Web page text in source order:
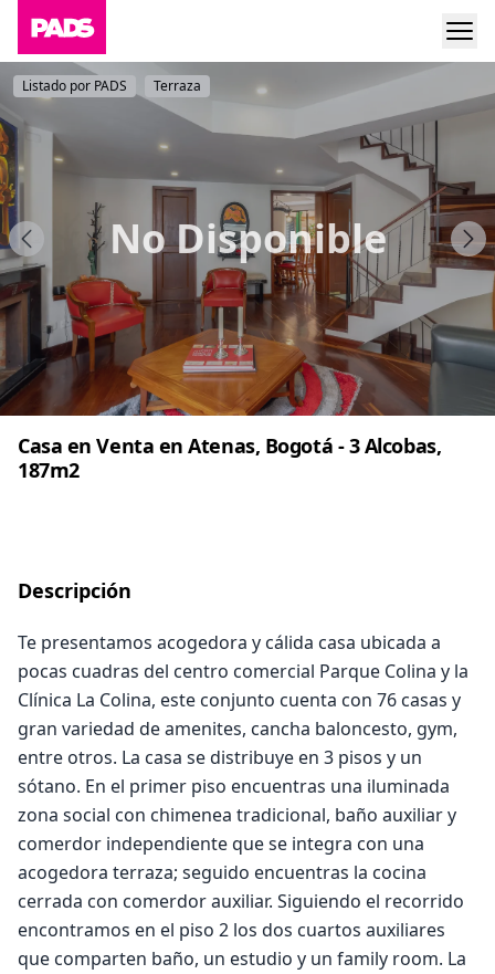
No Disponible
Listado por PADS Terraza
Casa en Venta en Atenas, Bogotá - 3 Alcobas,
187m2
Descripción
Te presentamos acogedora y cálida casa ubicada a
pocas cuadras del centro comercial Parque Colina y la
Clínica La Colina, este conjunto cuenta con 76 casas y
gran variedad de amenites, cancha baloncesto, gym,
entre otros. La casa se distribuye en 3 pisos y un
sótano. En el primer piso encuentras una iluminada
zona social con chimenea tradicional, baño auxiliar y
comerdor independiente que se integra con una
acogedora terraza; seguido encuentras la cocina
cerrada con comerdor auxiliar. Siguiendo el recorrido
encontramos en el piso 2 los dos cuartos auxiliares
que comparten baño, un estudio y un family room. La